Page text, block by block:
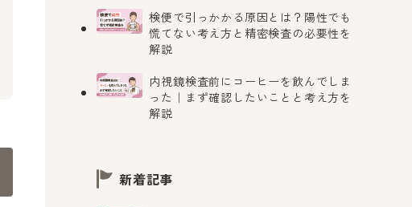
検便で引っかかる原因とは？陽性でも
慌てない考え方と精密検査の必要性を
解説
内視鏡検査前にコーヒーを飲んでしま
った｜まず確認したいことと考え方を
解説
新着記事